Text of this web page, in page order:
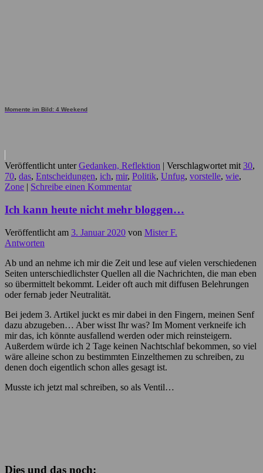
Momente im Bild: 4 Weekend
Veröffentlicht unter Gedanken, Reflektion | Verschlagwortet mit 30,
70, das, Entscheidungen, ich, mir, Politik, Unfug, vorstelle, wie,
Zone | Schreibe einen Kommentar
Ich kann heute nicht mehr bloggen…
Veröffentlicht am 3. Januar 2020 von Mister F.
Antworten
Ab und an nehme ich mir die Zeit und lese auf vielen verschiedenen
Seiten unterschiedlichster Quellen all die Nachrichten, die man eben
so übermittelt bekommt. Leider oft auch mit diffusen Belehrungen
oder fernab jeder Neutralität.
Bei jedem 3. Artikel juckt es mir dabei in den Fingern, meinen Senf
dazu abzugeben… Aber wisst Ihr was? Im Moment verkneife ich
mir das, ich könnte ausfallend werden oder mich reinsteigern.
Außerdem würde ich 2 Tage keinen Nachtschlaf bekommen, so viel
wäre alleine schon zu bestimmten Einzelthemen zu schreiben, zu
denen doch eigentlich schon alles gesagt ist.
Musste ich jetzt mal schreiben, so als Ventil…
Dies und das noch: